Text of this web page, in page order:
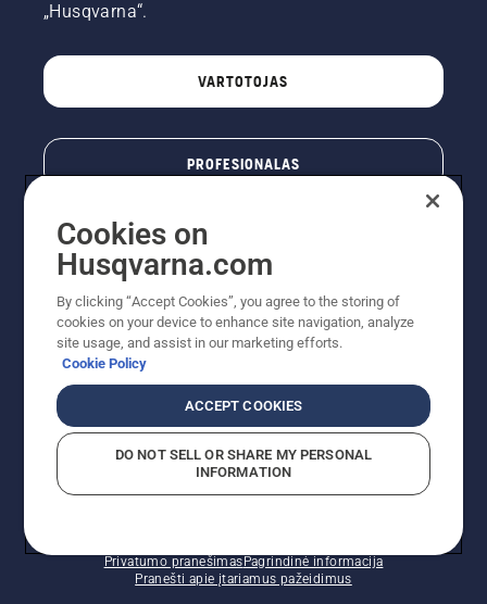
„Husqvarna“.
VARTOTOJAS
PROFESIONALAS
© „Husqvarna AB“ (leid). Visos teisės priklauso autoriui.
Nurodoma rekomenduojama mažmeninė kaina (RMK),
įskaitant PVM. RMK yra kaina, už kurią gamintojas
rekomenduoja pardavėjui parduoti prekę. UAB
"Husqvarna Lietuva" prekių vartotojams neparduoda,
Privatumo pranešimasPagrindinė informacija
Pranešti apie įtariamus pažeidimus
Cookies on
Husqvarna.com
By clicking “Accept Cookies”, you agree to the storing of
cookies on your device to enhance site navigation, analyze
site usage, and assist in our marketing efforts.
Cookie Policy
ACCEPT COOKIES
DO NOT SELL OR SHARE MY PERSONAL
INFORMATION